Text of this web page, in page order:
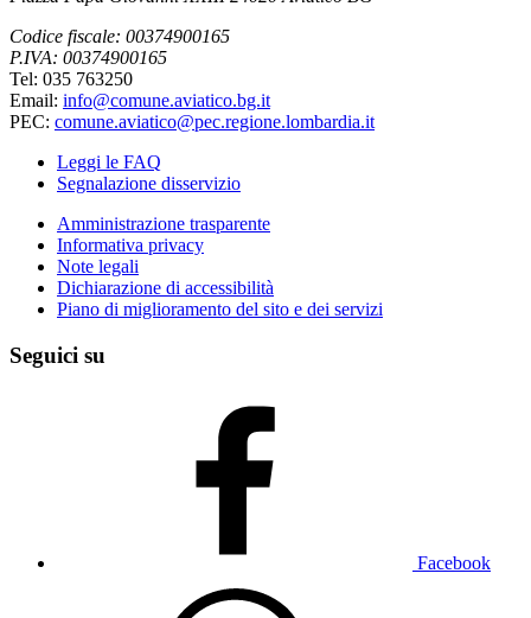
Codice fiscale: 00374900165
P.IVA: 00374900165
Tel: 035 763250
Email: info@comune.aviatico.bg.it
PEC: comune.aviatico@pec.regione.lombardia.it
Leggi le FAQ
Segnalazione disservizio
Amministrazione trasparente
Informativa privacy
Note legali
Dichiarazione di accessibilità
Piano di miglioramento del sito e dei servizi
Seguici su
Facebook